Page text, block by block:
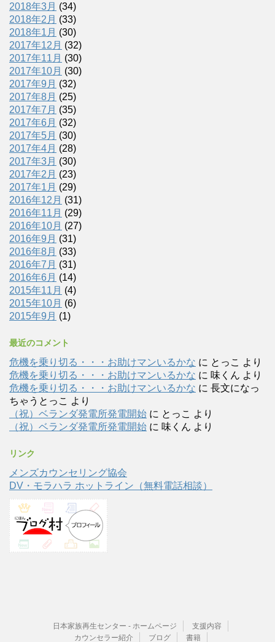
2018年3月 (34)
2018年2月 (33)
2018年1月 (30)
2017年12月 (32)
2017年11月 (30)
2017年10月 (30)
2017年9月 (32)
2017年8月 (25)
2017年7月 (35)
2017年6月 (32)
2017年5月 (30)
2017年4月 (28)
2017年3月 (30)
2017年2月 (23)
2017年1月 (29)
2016年12月 (31)
2016年11月 (29)
2016年10月 (27)
2016年9月 (31)
2016年8月 (33)
2016年7月 (31)
2016年6月 (14)
2015年11月 (4)
2015年10月 (6)
2015年9月 (1)
最近のコメント
危機を乗り切る・・・お助けマンいるかな に とっこ より
危機を乗り切る・・・お助けマンいるかな に 味くん より
危機を乗り切る・・・お助けマンいるかな に 長文になっ
ちゃうとっこ より
（祝）ベランダ発電所発電開始 に とっこ より
（祝）ベランダ発電所発電開始 に 味くん より
リンク
メンズカウンセリング協会
DV・モラハラ ホットライン（無料電話相談）
日本家族再生センター - ホームページ
支援内容
カウンセラー紹介
ブログ 書籍